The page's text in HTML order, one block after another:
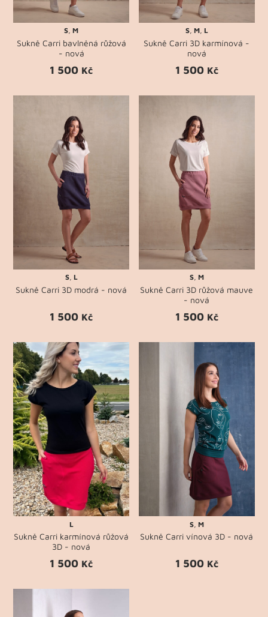
S ,M
Sukně Carri bavlněná růžová
- nová
1 500 Kč
S, M, L
Sukně Carri 3D karmínová -
nová
1 500 Kč
S, L
Sukně Carri 3D modrá - nová
1 500 Kč
S, M
Sukně Carri 3D růžová mauve
- nová
1 500 Kč
L
Sukně Carri karmínová růžová
3D - nová
1 500 Kč
S, M
Sukně Carri vínová 3D - nová
1 500 Kč